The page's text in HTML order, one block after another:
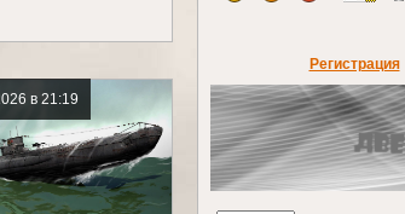
в 21:19
Регистрация